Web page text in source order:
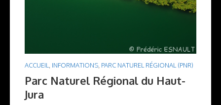
ACCUEIL INFORMATIONS PARC NATUREL RÉGIONAL (PNR)
Parc Naturel Régional du Haut-
Jura